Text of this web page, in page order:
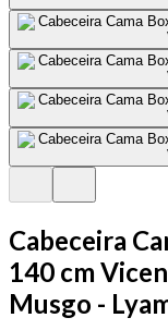
Cabeceira
140 cm
Musgo -